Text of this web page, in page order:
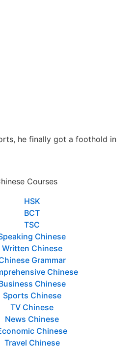
he finally got a foothold in
Courses
HSK
BCT
TSC
Chinese
Written Chinese
Grammar
Chinese
Chinese
Sports Chinese
TV Chinese
News Chinese
Chinese
Travel Chinese